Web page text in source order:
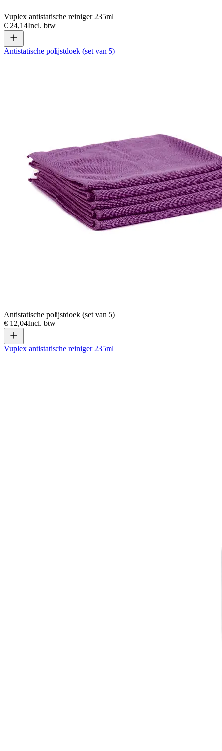
Vuplex antistatische reiniger 235ml
€ 24,14Incl. btw
Antistatische polijstdoek (set van 5)
Antistatische polijstdoek (set van 5)
€ 12,04Incl. btw
Vuplex antistatische reiniger 235ml